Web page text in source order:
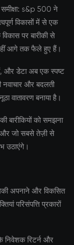
समीक्षा: s&p 500 ने
विकासों में से एक
पर बारीकी से
आगे तक फैले हुए हैं।
और डेटा अब एक स्पष्ट
नवाचार और बदलती
वातावरण बनाया है।
बारीकियों को समझना
और जो सबसे तेज़ी से
उठाएंगे।
अपनाने और विकसित
परिसंपत्ति प्रकारों
निवेशक रिटर्न और